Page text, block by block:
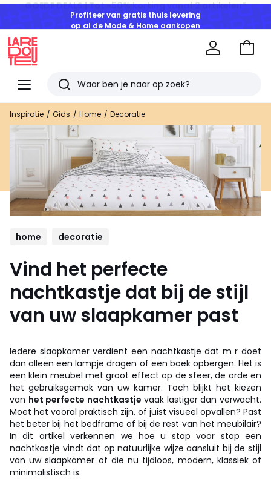
Profiteer van gratis thuis levering
op al de Mode & Home aankopen
Menu
Redoute
Zoeken
Laatst
bekeken
artikelen
Naar
Inspiratie Gids Home Decoratie
home decoratie
Vind het perfecte
nachtkastje dat bij de stijl
van uw slaapkamer past
Iedere slaapkamer verdient een nachtkastje dat m r doet
dan alleen een lampje dragen of een boek opbergen. Het is
een klein meubel met groot effect op de sfeer, de orde en
het gebruiksgemak van uw kamer. Toch blijkt het kiezen
van het perfecte nachtkastje vaak lastiger dan verwacht.
Moet het vooral praktisch zijn, of juist visueel opvallen? Past
het beter bij het bedframe of bij de rest van het meubilair?
In dit artikel verkennen we hoe u stap voor stap een
nachtkastje vindt dat op natuurlijke wijze aansluit bij de stijl
van uw slaapkamer of die nu tijdloos, modern, klassiek of
minimalistisch is.